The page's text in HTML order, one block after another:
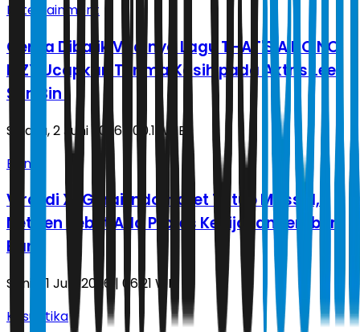
Entertainment
Cerita Dibalik Viralnya Lagu THAT'S A NO NO,
ITZY Ucapkan Terima Kasih pada Aktris Lee
Sun Bin
Selasa, 2 Juni 2026 | 00.11 WIB
Bisnis
Viral di X! Gerai Indomaret Tutup Massal,
Netizen Sebut Ada Protes Kebijakan Lembur
Baru
Senin, 1 Juni 2026 | 06.21 WIB
Kasuistika